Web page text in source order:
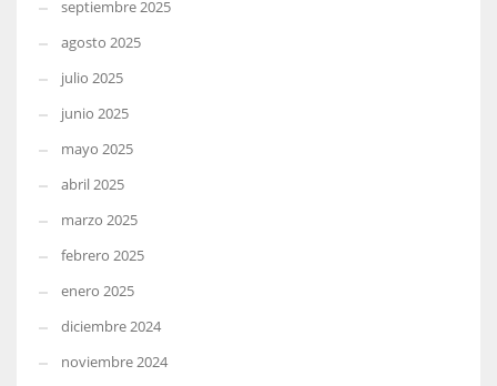
septiembre 2025
agosto 2025
julio 2025
junio 2025
mayo 2025
abril 2025
marzo 2025
febrero 2025
enero 2025
diciembre 2024
noviembre 2024